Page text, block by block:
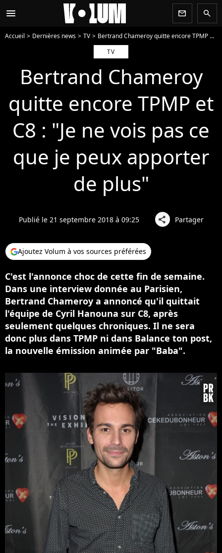
menu newsletter search
Accueil Dernières news TV
Bertrand Chameroy quitte encore TPMP et C8 : "Je ne vois pas ce que je peux apporter de plus"
TV
Bertrand Chameroy
quitte encore TPMP et
C8 : "Je ne vois pas ce
que je peux apporter
de plus"
Publié le 21 septembre 2018 à 09:25 share Partager
Ajoutez Volum à vos sources préférées
C'est l'annonce choc de cette fin de semaine.
Dans une interview donnée au Parisien,
Bertrand Chameroy a annoncé qu'il quittait
l'équipe de Cyril Hanouna sur C8, après
seulement quelques chroniques. Il ne sera
donc plus dans TPMP ni dans Balance ton post,
la nouvelle émission animée par "Baba".